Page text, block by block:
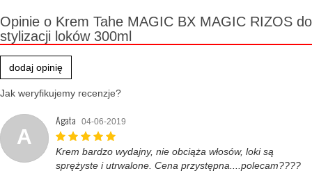
Opinie o Krem Tahe MAGIC BX MAGIC RIZOS do
stylizacji loków 300ml
dodaj opinię
Jak weryfikujemy recenzje?
A
Agata 04-06-2019
Krem bardzo wydajny, nie obciąża włosów, loki są
sprężyste i utrwalone. Cena przystępna....polecam????